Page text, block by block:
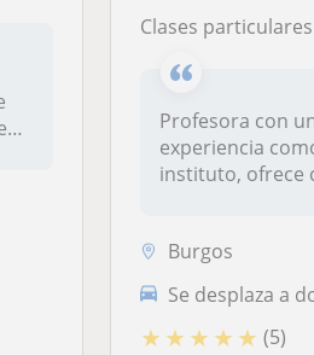
Clases particulares de historia, geografía,
Profesora con
experiencia
instituto, ofrece
Burgos
Se desplaza a
★ ★ ★ ★ ★ (5)